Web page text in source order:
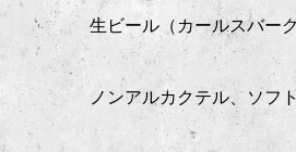
生ビール（カールスバー
ノンアルカクテル、ソフ